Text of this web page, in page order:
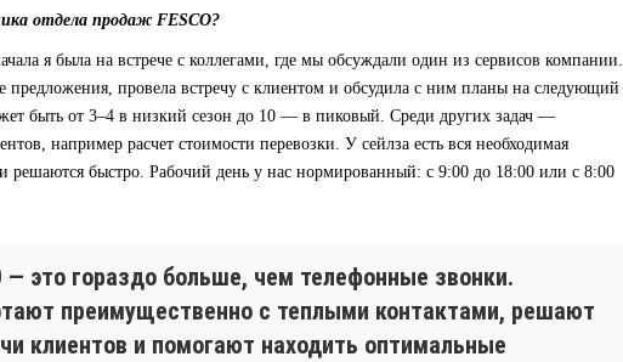
отдела продаж FESCO?
я была на встрече с коллегами, где мы обсуждали один из сервисов компании.
предложения, провела встречу с клиентом и обсудила с ним планы на следующий
быть от 3–4 в низкий сезон до 10 — в пиковый. Среди других задач —
например расчет стоимости перевозки. У сейлза есть вся необходимая
решаются быстро. Рабочий день у нас нормированный: с 9:00 до 18:00 или с 8:00
— это гораздо больше, чем телефонные звонки.
преимущественно с теплыми контактами, решают
клиентов и помогают находить оптимальные